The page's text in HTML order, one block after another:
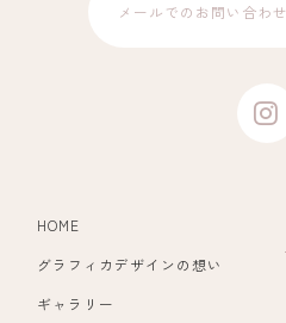
メールでのお問い合わせ
HOME
グラフィカデザインの想い
ギャラリー